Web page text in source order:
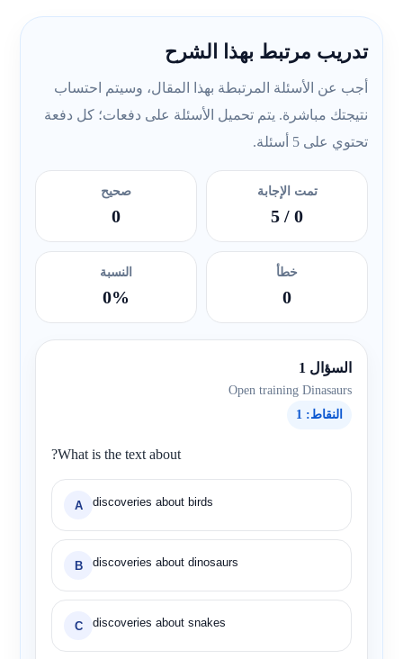
تدريب مرتبط بهذا الشرح
أجب عن الأسئلة المرتبطة بهذا المقال، وسيتم احتساب
نتيجتك مباشرة. يتم تحميل الأسئلة على دفعات؛ كل دفعة
تحتوي على 5 أسئلة.
تمت الإجابة
0
/ 5
صحيح
0
خطأ
0
النسبة
0%
السؤال 1
Open training Dinasaurs
النقاط: 1
?What is the text about
A discoveries about birds
B discoveries about dinosaurs
C discoveries about snakes